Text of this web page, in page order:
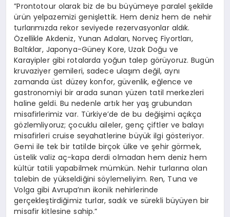
”Prontotour olarak biz de bu büyümeye paralel şekilde
ürün yelpazemizi genişlettik. Hem deniz hem de nehir
turlarımızda rekor seviyede rezervasyonlar aldık.
Özellikle Akdeniz, Yunan Adaları, Norveç Fiyortları,
Baltıklar, Japonya-Güney Kore, Uzak Doğu ve
Karayipler gibi rotalarda yoğun talep görüyoruz. Bugün
kruvaziyer gemileri, sadece ulaşım değil, aynı
zamanda üst düzey konfor, güvenlik, eğlence ve
gastronomiyi bir arada sunan yüzen tatil merkezleri
haline geldi. Bu nedenle artık her yaş grubundan
misafirlerimiz var. Türkiye’de de bu değişimi açıkça
gözlemliyoruz; çocuklu aileler, genç çiftler ve balayı
misafirleri cruise seyahatlerine büyük ilgi gösteriyor.
Gemi ile tek bir tatilde birçok ülke ve şehir görmek,
üstelik valiz aç-kapa derdi olmadan hem deniz hem
kültür tatili yapabilmek mümkün. Nehir turlarına olan
talebin de yükseldiğini söylemeliyim. Ren, Tuna ve
Volga gibi Avrupa’nın ikonik nehirlerinde
gerçekleştirdiğimiz turlar, sadık ve sürekli büyüyen bir
misafir kitlesine sahip.”